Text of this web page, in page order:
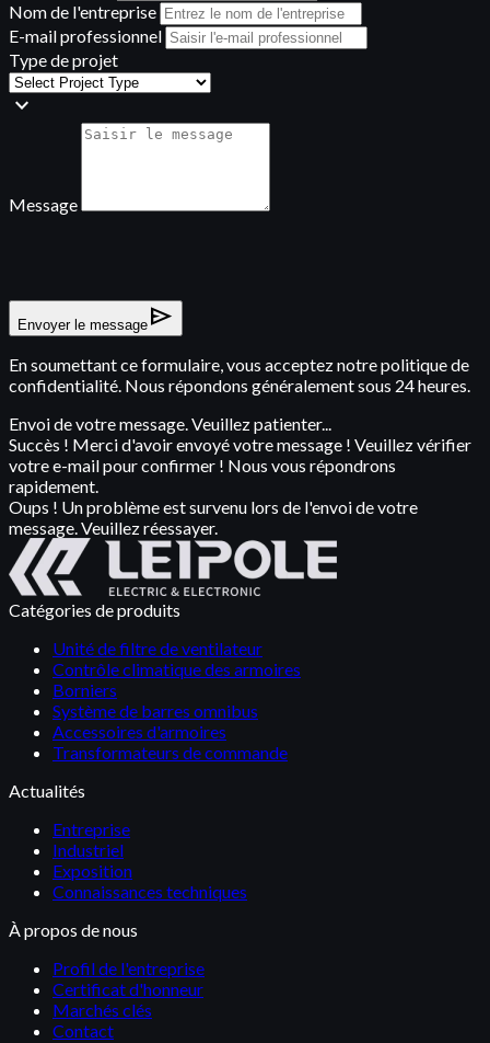
Nom de l'entreprise
E-mail professionnel
Type de projet
expand_more
Message
Envoyer le message send
En soumettant ce formulaire, vous acceptez notre politique de
confidentialité. Nous répondons généralement sous 24 heures.
Envoi de votre message. Veuillez patienter...
Succès ! Merci d'avoir envoyé votre message ! Veuillez vérifier
votre e-mail pour confirmer ! Nous vous répondrons
rapidement.
Oups ! Un problème est survenu lors de l'envoi de votre
message. Veuillez réessayer.
Catégories de produits
Unité de filtre de ventilateur
Contrôle climatique des armoires
Borniers
Système de barres omnibus
Accessoires d'armoires
Transformateurs de commande
Actualités
Entreprise
Industriel
Exposition
Connaissances techniques
À propos de nous
Profil de l'entreprise
Certificat d'honneur
Marchés clés
Contact